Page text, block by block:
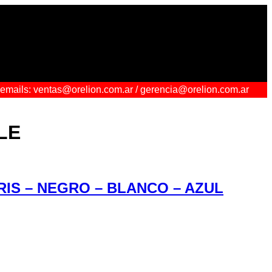
ventas@orelion.com.ar / gerencia@orelion.com.ar
– NEGRO – BLANCO – AZUL